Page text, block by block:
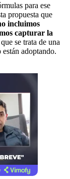
para ese
propuesta que
incluimos
capturar la
se trata de una
adoptando.